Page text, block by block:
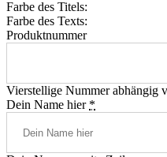
Farbe des Titels:
Farbe des Texts:
Produktnummer
Vierstellige Nummer abhängig
Dein Name hier *